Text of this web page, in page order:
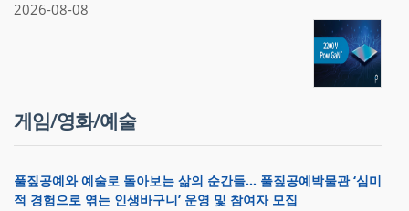
2026-08-08
게임/영화/예술
풀짚공예와 예술로 돌아보는 삶의 순간들… 풀짚공예박물관 ‘심미
적 경험으로 엮는 인생바구니’ 운영 및 참여자 모집